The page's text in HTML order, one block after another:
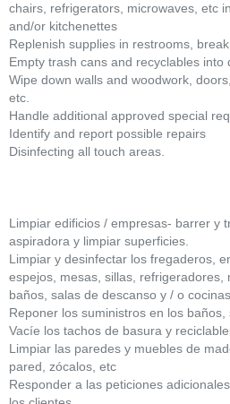
chairs, refrigerators, microwaves, etc
and/or kitchenettes
Replenish supplies in restrooms,
Empty trash cans and recyclables into
Wipe down walls and woodwork,
etc.
Handle additional approved special
Identify and report possible repairs
Disinfecting all touch areas.
Limpiar edificios / empresas- barrer y
aspiradora y limpiar superficies.
Limpiar y desinfectar los fregaderos,
espejos, mesas, sillas, refrigeradores,
baños, salas de descanso y / o cocinas
Reponer los suministros en los
Vacíe los tachos de basura y
Limpiar las paredes y muebles de
pared, zócalos, etc
Responder a las peticiones